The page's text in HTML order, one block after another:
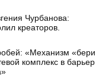
Чурбанова:
креаторов.
«Механизм «бери
комплекс в барьер